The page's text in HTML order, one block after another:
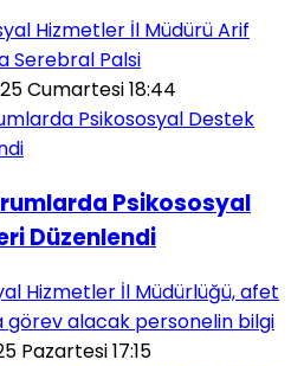
Hizmetler İl Müdürü Arif
Serebral Palsi
Cumartesi 18:44
Psikososyal
Düzenlendi
Hizmetler İl Müdürlüğü, afet
görev alacak personelin bilgi
Pazartesi 17:15